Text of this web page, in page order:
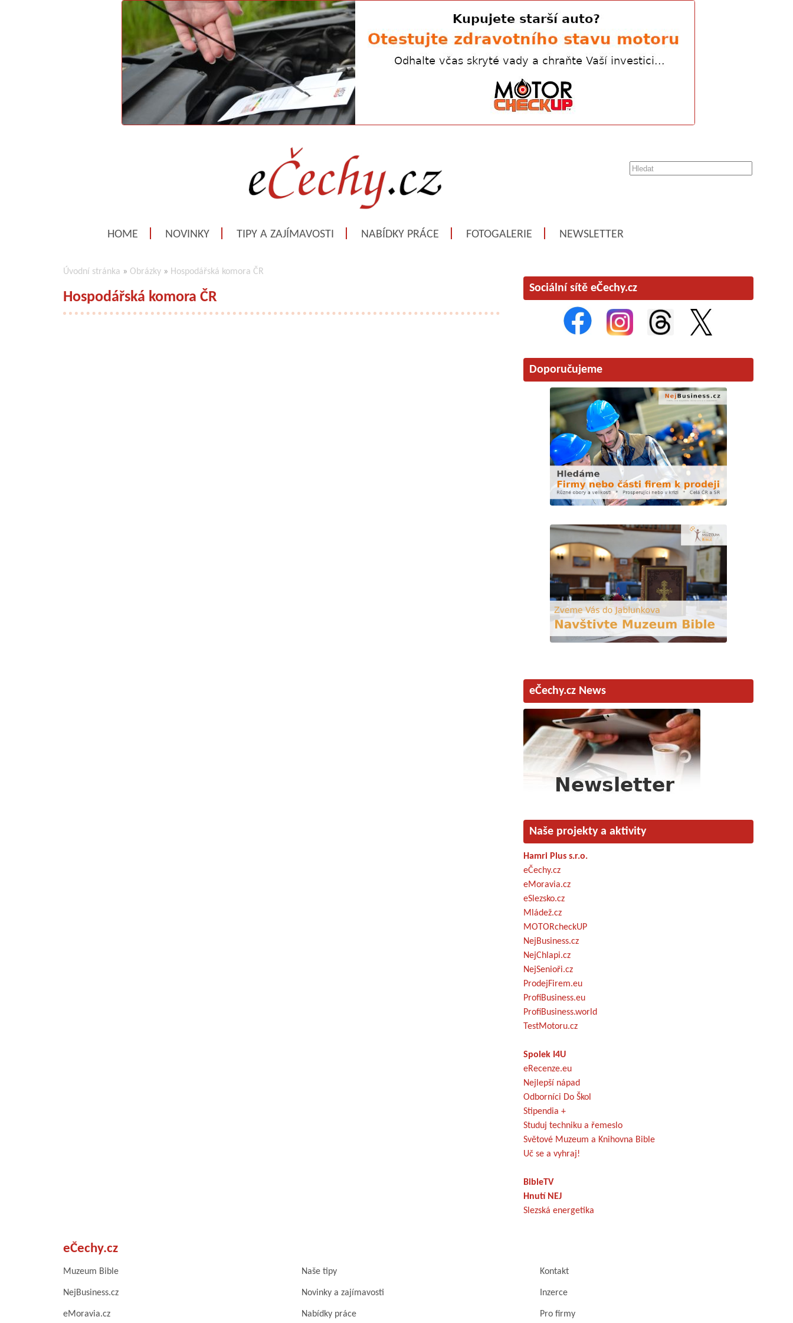
HOME NOVINKY TIPY A ZAJÍMAVOSTI NABÍDKY PRÁCE FOTOGALERIE NEWSLETTER
Úvodní stránka » Obrázky » Hospodářská komora ČR
Hospodářská komora ČR
Sociální sítě eČechy.cz
Doporučujeme
eČechy.cz News
Naše projekty a aktivity
Hamri Plus s.r.o.
eČechy.cz
eMoravia.cz
eSlezsko.cz
Mládež.cz
MOTORcheckUP
NejBusiness.cz
NejChlapi.cz
NejSenioři.cz
ProdejFirem.eu
ProfiBusiness.eu
ProfiBusiness.world
TestMotoru.cz
Spolek I4U
eRecenze.eu
Nejlepší nápad
Odborníci Do Škol
Stipendia +
Studuj techniku a řemeslo
Světové Muzeum a Knihovna Bible
Uč se a vyhraj!
BibleTV
Hnutí NEJ
Slezská energetika
eČechy.cz
Muzeum Bible Naše tipy Kontakt
NejBusiness.cz Novinky a zajímavosti Inzerce
eMoravia.cz Nabídky práce Pro firmy